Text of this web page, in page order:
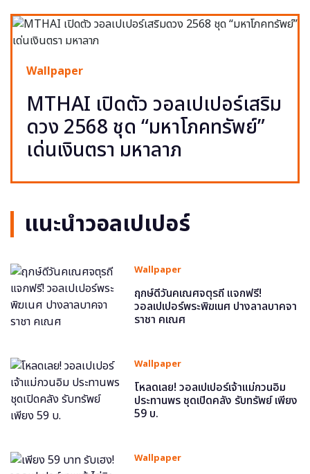
Wallpaper
MTHAI เปิดตัว วอลเปเปอร์เสริม
ดวง 2568 ชุด “มหาโภคทรัพย์”
เด่นเงินตรา มหาลาภ
แนะนำวอลเปเปอร์
Wallpaper
ฤกษ์ดีวันคเณศจตุรถี แจกฟรี!
วอลเปเปอร์พระพิฆเนศ ปางลาลบาคจา
ราชา คเณศ
Wallpaper
โหลดเลย! วอลเปเปอร์เจ้าแม่กวนอิม
ประทานพร ชุดเปิดคลัง รับทรัพย์ เพียง
59 บ.
Wallpaper